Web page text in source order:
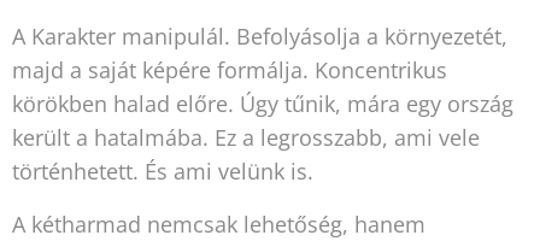
A Karakter manipulál. Befolyásolja a környezetét,
majd a saját képére formálja. Koncentrikus
körökben halad előre. Úgy tűnik, mára egy ország
került a hatalmába. Ez a legrosszabb, ami vele
történhetett. És ami velünk is.
A kétharmad nemcsak lehetőség, hanem